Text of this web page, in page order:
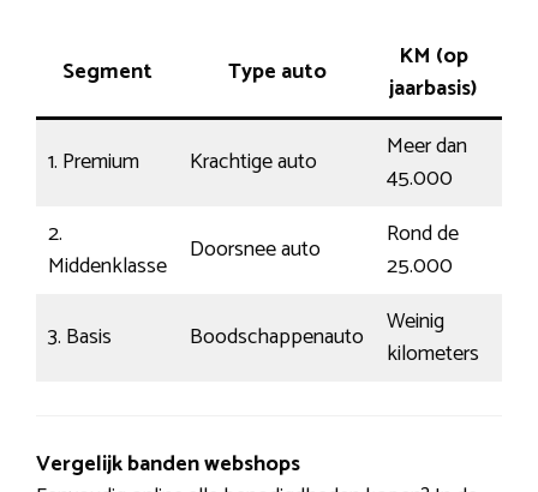
Segment Type auto
KM (op
jaarbasis)
1. Premium Krachtige auto
Meer dan
45.000
2.
Middenklasse
Doorsnee auto
Rond de
25.000
3. Basis Boodschappenauto
Weinig
kilometers
Vergelijk banden webshops